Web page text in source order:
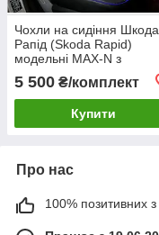
Чохли на сидіння Шкода
Рапід (Skoda Rapid)
модельні MAX-N з
5 500 ₴/комплект
Купити
Про нас
100% позитивних з